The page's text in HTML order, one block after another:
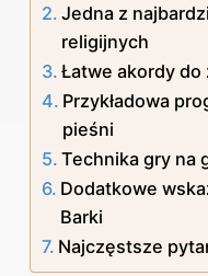
Jedna z
religijnych
Łatwe akordy do
Przykładowa
pieśni
Technika gry na
Dodatkowe
Barki
Najczęstsze